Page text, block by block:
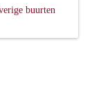
buurten